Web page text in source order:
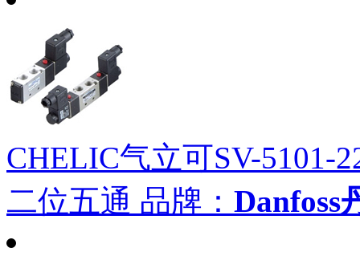
CHELIC气立可SV-5101-
二位五通 品牌： Danfoss